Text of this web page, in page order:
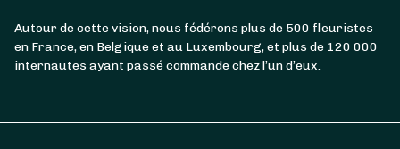
Autour de cette vision, nous fédérons plus de 500 fleuristes
en France, en Belgique et au Luxembourg, et plus de 120 000
internautes ayant passé commande chez l’un d’eux.